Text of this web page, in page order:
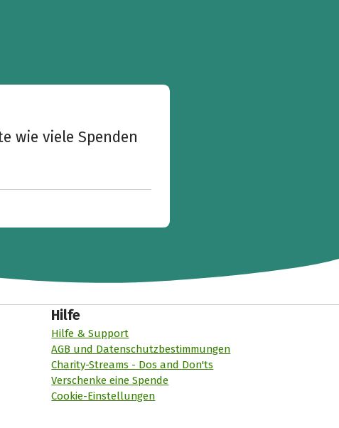
wie viele Spenden
Hilfe
Hilfe & Support
AGB und Datenschutzbestimmungen
Charity-Streams - Dos and Don'ts
Verschenke eine Spende
Cookie-Einstellungen